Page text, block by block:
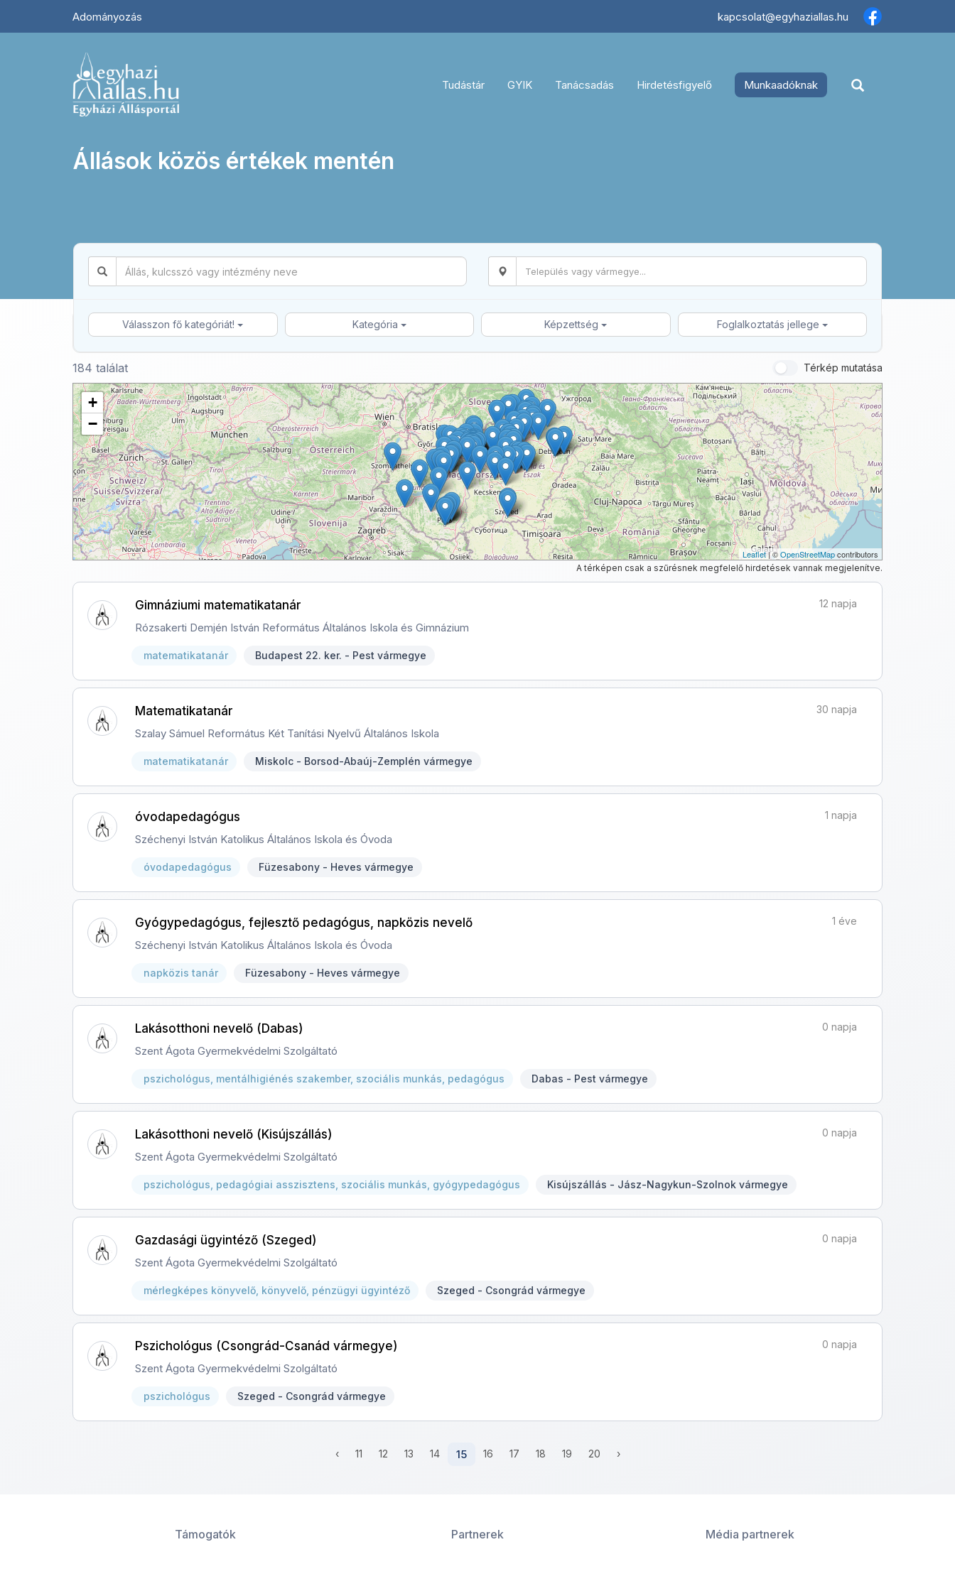
Adományozás kapcsolat@egyhaziallas.hu
Tudástár GYIK Tanácsadás Hirdetésfigyelő Munkaadóknak
Állások közös értékek mentén
Válasszon fő kategóriát! Kategória Képzettség Foglalkoztatás jellege
184 találat Térkép mutatása
+
−
Leaflet| ©OpenStreetMapcontributors
A térképen csak a szűrésnek megfelelő hirdetések vannak megjelenítve.
Gimnáziumi matematikatanár 12 napja
Rózsakerti Demjén István Református Általános Iskola és Gimnázium
matematikatanár Budapest 22. ker. - Pest vármegye
Matematikatanár 30 napja
Szalay Sámuel Református Két Tanítási Nyelvű Általános Iskola
matematikatanár Miskolc - Borsod-Abaúj-Zemplén vármegye
óvodapedagógus 1 napja
Széchenyi István Katolikus Általános Iskola és Óvoda
óvodapedagógus Füzesabony - Heves vármegye
Gyógypedagógus, fejlesztő pedagógus, napközis nevelő 1 éve
Széchenyi István Katolikus Általános Iskola és Óvoda
napközis tanár Füzesabony - Heves vármegye
Lakásotthoni nevelő (Dabas) 0 napja
Szent Ágota Gyermekvédelmi Szolgáltató
pszichológus, mentálhigiénés szakember, szociális munkás, pedagógus Dabas - Pest vármegye
Lakásotthoni nevelő (Kisújszállás) 0 napja
Szent Ágota Gyermekvédelmi Szolgáltató
pszichológus, pedagógiai asszisztens, szociális munkás, gyógypedagógus Kisújszállás - Jász-Nagykun-Szolnok vármegye
Gazdasági ügyintéző (Szeged) 0 napja
Szent Ágota Gyermekvédelmi Szolgáltató
mérlegképes könyvelő, könyvelő, pénzügyi ügyintéző Szeged - Csongrád vármegye
Pszichológus (Csongrád-Csanád vármegye) 0 napja
Szent Ágota Gyermekvédelmi Szolgáltató
pszichológus Szeged - Csongrád vármegye
‹ 11 12 13 14 15 16 17 18 19 20 ›
Támogatók Partnerek Média partnerek